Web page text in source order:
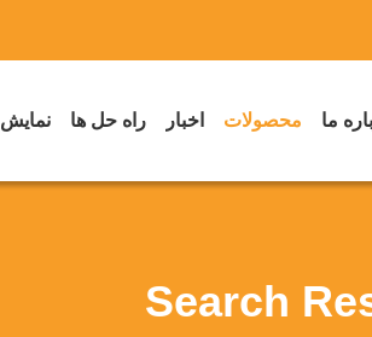
ما محصولات اخبار راه حل ها نمایش VR
Search